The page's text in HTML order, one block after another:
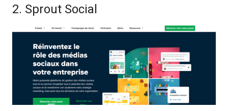
2. Sprout Social